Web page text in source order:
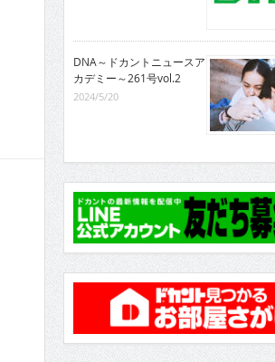
DNA～ドカントニュースア
カデミー～261号vol.2
2024/5/20